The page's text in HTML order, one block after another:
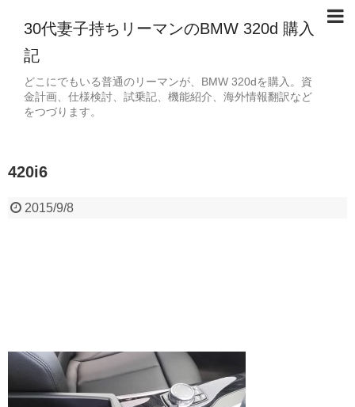
30代妻子持ちリーマンのBMW 320d 購入
記
どこにでもいる普通のリーマンが、BMW 320dを購入。資
金計画、仕様検討、試乗記、機能紹介、海外情報翻訳など
をつづります。
420i6
2015/9/8